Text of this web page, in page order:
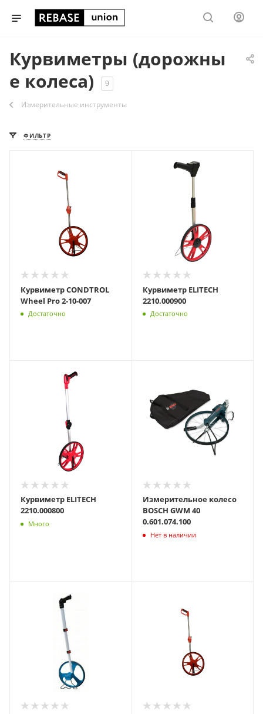
Курвиметры (дорожны
е колеса)
9
Измерительные инструменты
ФИЛЬТР
Курвиметр CONDTROL
Wheel Pro 2-10-007
Достаточно
Курвиметр ELITECH
2210.000900
Достаточно
Курвиметр ELITECH
2210.000800
Много
Измерительное колесо
BOSCH GWM 40
0.601.074.100
Нет в наличии